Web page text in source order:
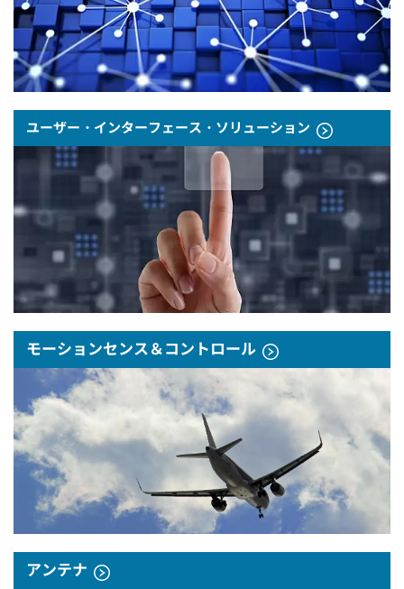
ユーザー・インターフェース・ソリューション
モーションセンス＆コントロール
アンテナ